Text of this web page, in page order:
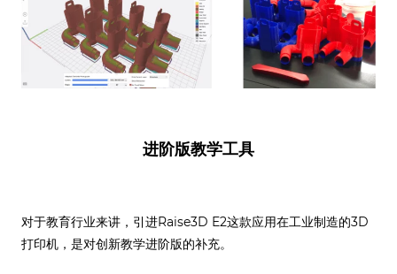
进阶版教学工具
对于教育行业来讲，引进Raise3D E2这款应用在工业制造的3D
打印机，是对创新教学进阶版的补充。